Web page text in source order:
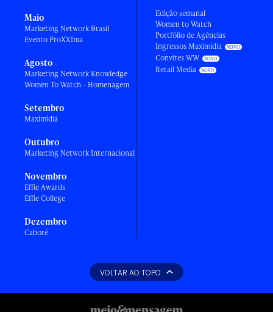
Maio
Marketing Network Brasil
Evento ProXXIma
Agosto
Marketing Network Knowledge
Women To Watch - Homenagem
Setembro
Maximídia
Outubro
Marketing Network Internacional
Novembro
Effie Awards
Effie College
Dezembro
Caboré
Edição semanal
Women to Watch
Portfólio de Agências
Ingressos Maximídia
Convites WW
Retail Media
VOLTAR AO TOPO